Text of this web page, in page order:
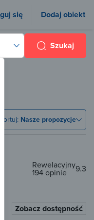
się Dodaj obiekt
Szukaj
Sortuj: Nasze propozycje
9.3
Rewelacyjny
194 opinie
Zobacz dostępność